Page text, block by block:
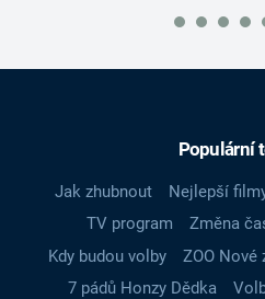
Populární
Jak zhubnout Nejlepší
TV program
Změna
Kdy budou volby
ZOO Nové
7 pádů Honzy Dědka